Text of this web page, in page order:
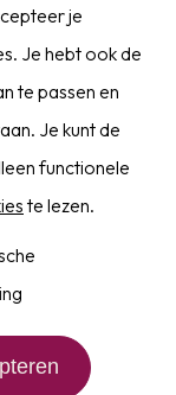
je in
je
Je hebt ook de
te passen en
Je kunt de
functionele
te lezen.